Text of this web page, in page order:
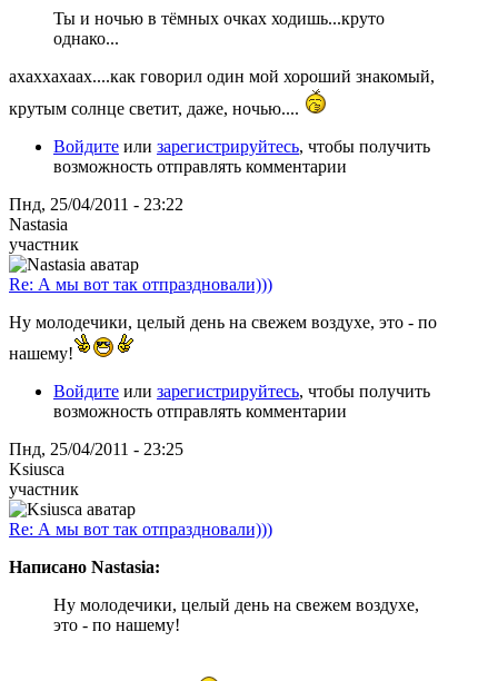
Ты и ночью в тёмных очках ходишь...круто
однако...
ахаххахаах....как говорил один мой хороший знакомый,
крутым солнце светит, даже, ночью....
Войдите или зарегистрируйтесь, чтобы получить
возможность отправлять комментарии
Пнд, 25/04/2011 - 23:22
Nastasia
участник
Re: А мы вот так отпраздновали)))
Ну молодечики, целый день на свежем воздухе, это - по
нашему!
Войдите или зарегистрируйтесь, чтобы получить
возможность отправлять комментарии
Пнд, 25/04/2011 - 23:25
Ksiusca
участник
Re: А мы вот так отпраздновали)))
Написано Nastasia:
Ну молодечики, целый день на свежем воздухе,
это - по нашему!